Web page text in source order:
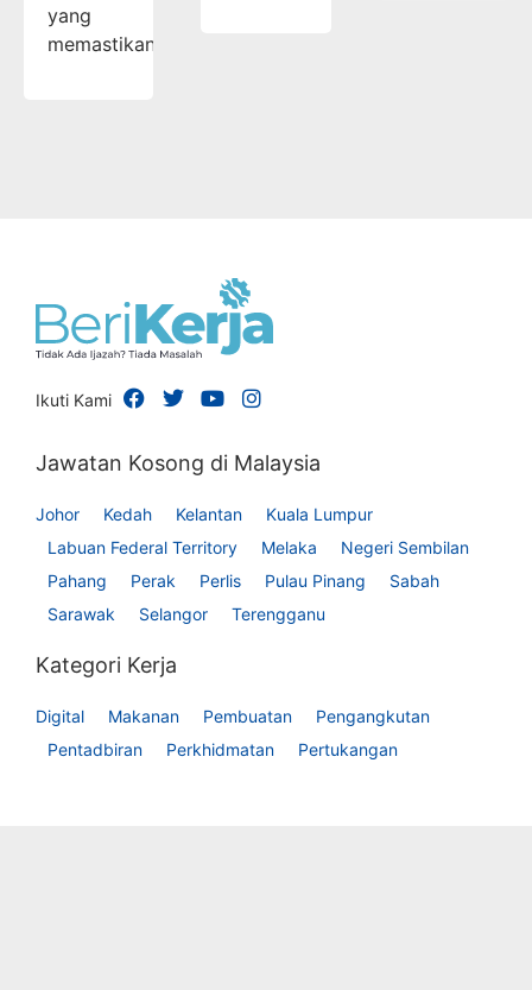
yang
memastikan…
Ikuti Kami
Jawatan Kosong di Malaysia
Johor Kedah Kelantan
Kuala Lumpur
Labuan Federal Territory
Melaka
Negeri Sembilan
Pahang
Perak Perlis Pulau Pinang
Sabah
Sarawak
Selangor Terengganu
Kategori Kerja
Digital Makanan Pembuatan
Pengangkutan
Pentadbiran
Perkhidmatan Pertukangan